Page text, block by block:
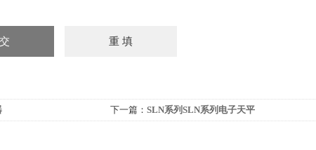
下一篇： SLN系列SLN系列电子天平